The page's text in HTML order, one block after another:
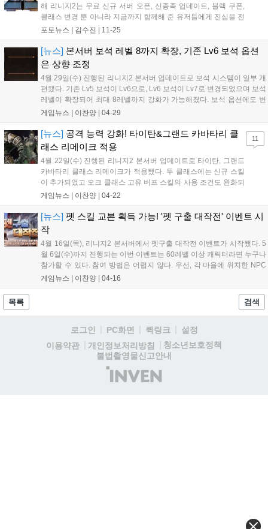
해 리니지2는 무료 신규 서버 오픈, 신종족 업데이트, 블랙 쿠폰,
클래스 변경 뿐 아니라 지금까지 함께해 준 유저들에게 진심을 전
하기 위해 다양한 이벤트를 진행하고 있습니다. 그 중 11...
포토뉴스 | 김수진 11-25
[뉴스] 본서버 보석 레벨 8까지 확장, 기존 Lv6 보석 옵션
은 상향 조정
4월 29일(수) 진행된 리니지2 본서버 업데이트로 보석 시스템이 일부 개
편됐다. 기존 Lv5 보석이 Lv6으로, Lv6 보석이 Lv7로 변경되었으며 보석
레벨이 확장되어 최대 8레벨까지 강화가 가능해졌다. 보석 옵션에도 변
화가 찾아왔다. 기존 Lv6...
게임뉴스 | 이찬양 04-29
[뉴스] 공격 능력 강화! 타이탄&그랜드 카바타리 클
래스 리메이크 적용
4월 22일(수) 진행된 리니지2 본서버 업데이트로 타이탄, 그랜드
카바타리 클래스 리메이크가 적용됐다. 두 클래스에는 신규 스킬
이 추가되었고 오크 클래스 고유 버프 스킬의 사용 조건도 완화되
어 이전보다 전투 효율이 좋아질 것으로 기대를 모으고 있다....
게임뉴스 | 이찬양 04-22
11
[뉴스] 펫 스킬 교본 획득 가능! '펫 구출 대작전' 이벤트 시
작
4월 16일(목), 리니지2 본서버에서 펫구출 대작전 이벤트가 시작됐다. 5
월 6일(수)까지 진행되는 이번 이벤트는 60레벨 이상 캐릭터라면 누구나
참가할 수 있다. 참여 방법은 어렵지 않다. 우선, 각 마을에 위치한 NPC
루이드에게 펫 포획기를 구...
게임뉴스 | 이찬양 04-16
목록 검색
로그인 PC화면 퀵링크
설정
이용약관
개인정보처리방침
청소년보호정책
불법촬영물신고안내
(주)
인